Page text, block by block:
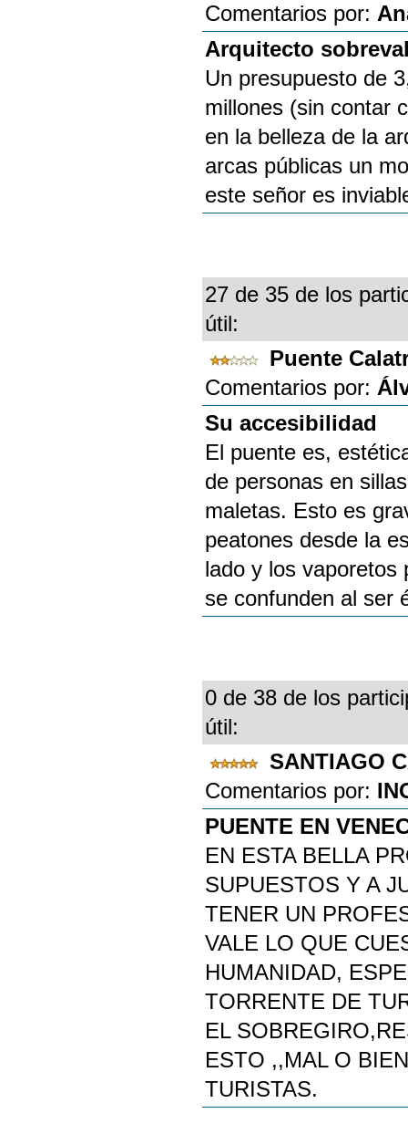
Comentarios por:
Arquitecto
Un presupuesto de
millones (sin contar
en la belleza de la
arcas públicas un
este señor es
27 de 35 de los
útil:
Puente
Comentarios por:
Su accesibilidad
El puente es,
de personas en
maletas. Esto es
peatones desde la
lado y los vaporetos
se confunden al ser
0 de 38 de los
útil:
SANTIAGO
Comentarios por:
PUENTE EN
EN ESTA BELLA
SUPUESTOS Y A
TENER UN
VALE LO QUE
HUMANIDAD,
TORRENTE DE
EL
ESTO ,,MAL O
TURISTAS.